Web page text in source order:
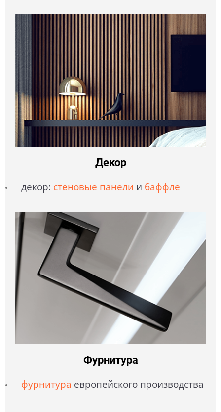
Декор
декор: стеновые панели и баффле
Фурнитура
фурнитура европейского производства